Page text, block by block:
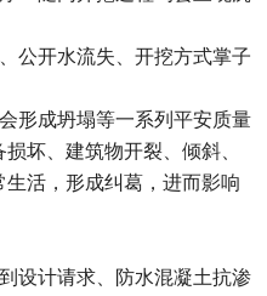
公开水流失、开挖方式掌子
形成坍塌等一系列平安质量
坏、建筑物开裂、倾斜、
活，形成纠葛，进而影响
设计请求、防水混凝土抗渗